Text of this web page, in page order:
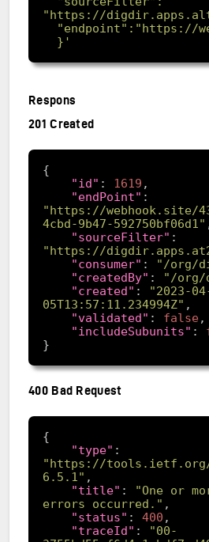
  }'
Respons
201 Created
"id" : 1619
"endPoint"
"https://webhook.site/
4cbd-9b47-592750bf06d1"
"sourceFilter"
"https://
"consumer" : "/org/
"createdBy" : "/org/
"created" :
"2023-
05T13:57:11.234994Z"
"validated" : false
"includeSubunits" :
400 Bad Request
"type"
"https://tools.ietf.org/
6.5.1"
"title" :
"One or
errors occurred."
"status" : 400
"traceId" :
"00-